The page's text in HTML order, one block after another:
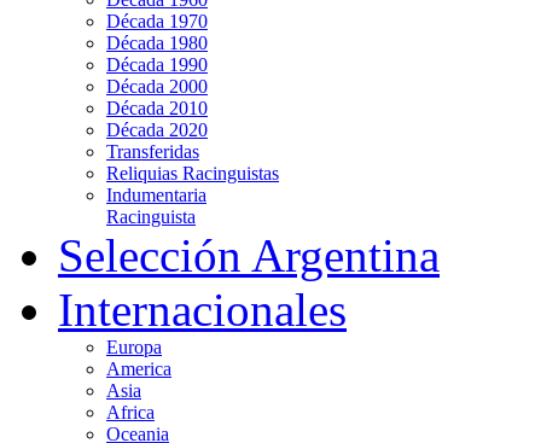
Década 1970
Década 1980
Década 1990
Década 2000
Década 2010
Década 2020
Transferidas
Reliquias Racinguistas
Indumentaria
Racinguista
Selección Argentina
Internacionales
Europa
America
Asia
Africa
Oceania